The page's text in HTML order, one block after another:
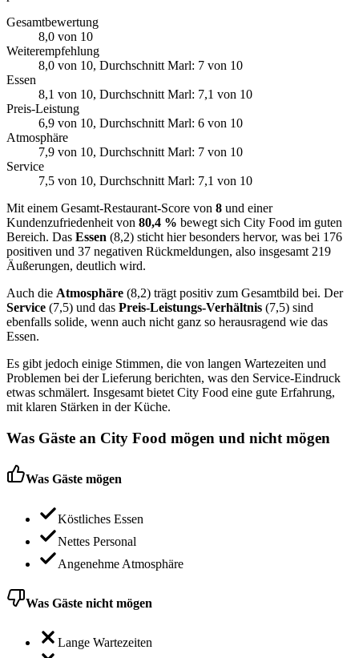
Gesamtbewertung
8,0 von 10
Weiterempfehlung
8,0 von 10, Durchschnitt Marl: 7 von 10
Essen
8,1 von 10, Durchschnitt Marl: 7,1 von 10
Preis-Leistung
6,9 von 10, Durchschnitt Marl: 6 von 10
Atmosphäre
7,9 von 10, Durchschnitt Marl: 7 von 10
Service
7,5 von 10, Durchschnitt Marl: 7,1 von 10
Mit einem Gesamt-Restaurant-Score von 8 und einer
Kundenzufriedenheit von 80,4 % bewegt sich City Food im guten
Bereich. Das Essen (8,2) sticht hier besonders hervor, was bei 176
positiven und 37 negativen Rückmeldungen, also insgesamt 219
Äußerungen, deutlich wird.
Auch die Atmosphäre (8,2) trägt positiv zum Gesamtbild bei. Der
Service (7,5) und das Preis-Leistungs-Verhältnis (7,5) sind
ebenfalls solide, wenn auch nicht ganz so herausragend wie das
Essen.
Es gibt jedoch einige Stimmen, die von langen Wartezeiten und
Problemen bei der Lieferung berichten, was den Service-Eindruck
etwas schmälert. Insgesamt bietet City Food eine gute Erfahrung,
mit klaren Stärken in der Küche.
Was Gäste an City Food mögen und nicht mögen
Was Gäste mögen
Köstliches Essen
Nettes Personal
Angenehme Atmosphäre
Was Gäste nicht mögen
Lange Wartezeiten